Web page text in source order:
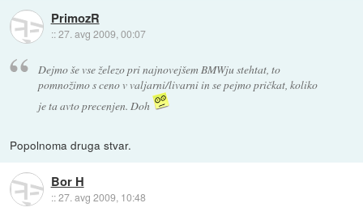
PrimozR
::27. avg 2009, 00:07
Dejmo še vse železo pri najnovejšem BMWju stehtat, to
pomnožimo s ceno v valjarni/livarni in se pejmo pričkat, koliko
je ta avto precenjen. Doh
Popolnoma druga stvar.
Bor H
::27. avg 2009, 10:48